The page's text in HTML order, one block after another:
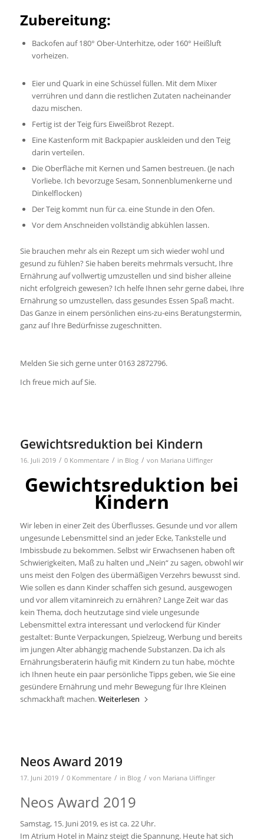
Zubereitung:
Backofen auf 180° Ober-Unterhitze, oder 160° Heißluft
vorheizen.
Eier und Quark in eine Schüssel füllen. Mit dem Mixer
verrühren und dann die restlichen Zutaten nacheinander
dazu mischen.
Fertig ist der Teig fürs Eiweißbrot Rezept.
Eine Kastenform mit Backpapier auskleiden und den Teig
darin verteilen.
Die Oberfläche mit Kernen und Samen bestreuen. (Je nach
Vorliebe. Ich bevorzuge Sesam, Sonnenblumenkerne und
Dinkelflocken)
Der Teig kommt nun für ca. eine Stunde in den Ofen.
Vor dem Anschneiden vollständig abkühlen lassen.
Sie brauchen mehr als ein Rezept um sich wieder wohl und
gesund zu fühlen? Sie haben bereits mehrmals versucht, Ihre
Ernährung auf vollwertig umzustellen und sind bisher alleine
nicht erfolgreich gewesen? Ich helfe Ihnen sehr gerne dabei, Ihre
Ernährung so umzustellen, dass gesundes Essen Spaß macht.
Das Ganze in einem persönlichen eins-zu-eins Beratungstermin,
ganz auf Ihre Bedürfnisse zugeschnitten.
Melden Sie sich gerne unter 0163 2872796.
Ich freue mich auf Sie.
Gewichtsreduktion bei Kindern
16. Juli 2019 / 0 Kommentare / in Blog / von Mariana Uiffinger
Gewichtsreduktion bei
Kindern
Wir leben in einer Zeit des Überflusses. Gesunde und vor allem
ungesunde Lebensmittel sind an jeder Ecke, Tankstelle und
Imbissbude zu bekommen. Selbst wir Erwachsenen haben oft
Schwierigkeiten, Maß zu halten und „Nein“ zu sagen, obwohl wir
uns meist den Folgen des übermäßigen Verzehrs bewusst sind.
Wie sollen es dann Kinder schaffen sich gesund, ausgewogen
und vor allem vitaminreich zu ernähren? Lange Zeit war das
kein Thema, doch heutzutage sind viele ungesunde
Lebensmittel extra interessant und verlockend für Kinder
gestaltet: Bunte Verpackungen, Spielzeug, Werbung und bereits
im jungen Alter abhängig machende Substanzen. Da ich als
Ernährungsberaterin häufig mit Kindern zu tun habe, möchte
ich Ihnen heute ein paar persönliche Tipps geben, wie Sie eine
gesündere Ernährung und mehr Bewegung für Ihre Kleinen
schmackhaft machen.Weiterlesen
Neos Award 2019
17. Juni 2019 / 0 Kommentare / in Blog / von Mariana Uiffinger
Neos Award 2019
Samstag, 15. Juni 2019, es ist ca. 22 Uhr.
Im Atrium Hotel in Mainz steigt die Spannung. Heute hat sich